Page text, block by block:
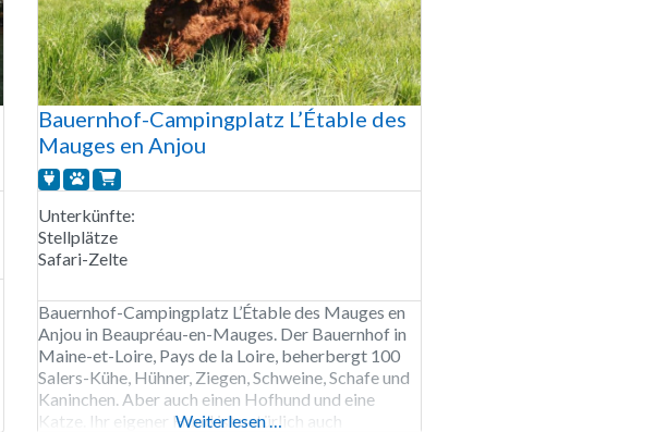
Bauernhof-Campingplatz L’Étable des
Mauges en Anjou
Unterkünfte:
Stellplätze
Safari-Zelte
Bauernhof-Campingplatz L’Étable des Mauges en
Anjou in Beaupréau-en-Mauges. Der Bauernhof in
Maine-et-Loire, Pays de la Loire, beherbergt 100
Salers-Kühe, Hühner, Ziegen, Schweine, Schafe und
Kaninchen. Aber auch einen Hofhund und eine
Katze. Ihr eigener Hund ist natürlich auch
Weiterlesen …